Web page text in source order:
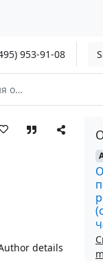
953-91-08
details